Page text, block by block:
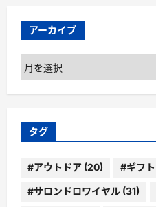
アーカイブ
ア
ー
カ
ブ
タグ
#アウトドア (20) #ギフト
#サロンドロワイヤル (31)